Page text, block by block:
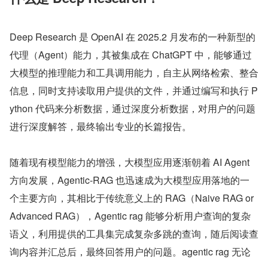
Deep Research 是 OpenAI 在 2025.2 月发布的一种新型的
代理（Agent）能力，其被集成在 ChatGPT 中，能够通过
大模型的推理能力和工具调用能力，自主从网络检索、整合
信息，同时支持读取用户提供的文件，并通过编写和执行 P
ython 代码来分析数据，通过深度分析数据，对用户的问题
进行深度解答，最终输出专业的长篇报告。
随着现有模型能力的增强，大模型应用逐渐朝着 AI Agent
方向发展，Agentic-RAG 也迅速成为大模型应用落地的一
个主要方向，其相比于传统意义上的 RAG（Naive RAG or
Advanced RAG），Agentic rag 能够分析用户查询的复杂
语义，利用提供的工具集完成复杂多跳的查询，随后阅读查
询内容并汇总后，最终回答用户的问题。agentic rag 无论